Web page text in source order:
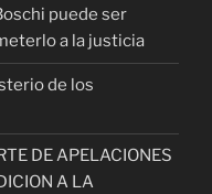
puede ser
a la justicia
de los
DE APELACIONES
A LA